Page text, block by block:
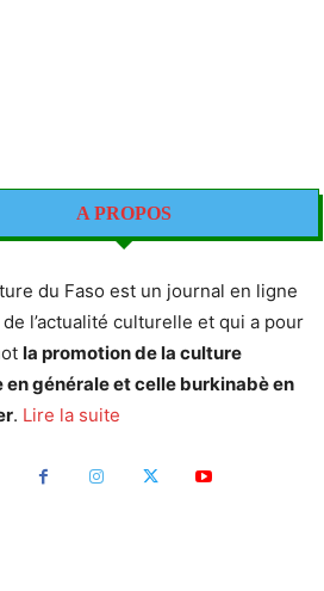
A PROPOS
du Faso est un journal en ligne
l’actualité culturelle et qui a pour
la promotion de la culture
générale et celle burkinabè en
. Lire la suite